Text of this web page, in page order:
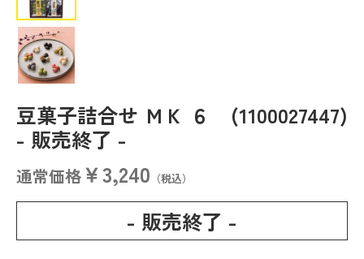
豆菓子詰合せ ＭＫ ６ (1100027447)
- 販売終了 -
通常価格￥3,240 （税込）
- 販売終了 -